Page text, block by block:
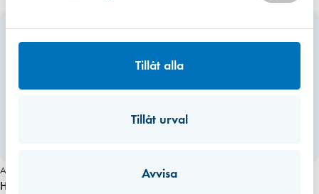
Tillåt alla
Tillåt urval
Avvisa
Art. nr 2293
Hörnjärn 5152 förzinkat
Art. nr 2295